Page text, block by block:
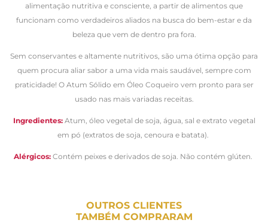
alimentação nutritiva e consciente, a partir de alimentos que
funcionam como verdadeiros aliados na busca do bem-estar e da
beleza que vem de dentro pra fora.
Sem conservantes e altamente nutritivos, são uma ótima opção para
quem procura aliar sabor a uma vida mais saudável, sempre com
praticidade! O Atum Sólido em Óleo Coqueiro vem pronto para ser
usado nas mais variadas receitas.
Ingredientes:Atum, óleo vegetal de soja, água, sal e extrato vegetal
em pó (extratos de soja, cenoura e batata).
Alérgicos: Contém peixes e derivados de soja. Não contém glúten.
OUTROS CLIENTES
TAMBÉM COMPRARAM